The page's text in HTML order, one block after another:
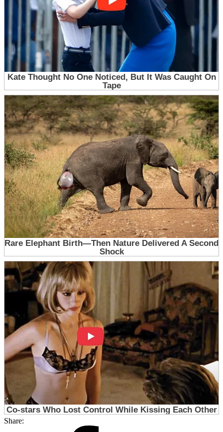
Share: